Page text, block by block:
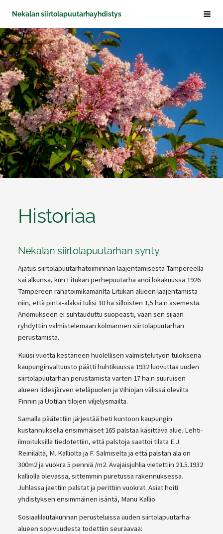
Siirry
sivun
sisältöön
Nekalan siirtolapuutarhayhdistys
Historiaa
Nekalan siirtolapuutarhan synty
Ajatus siirtolapuutarhatoiminnan laajentamisesta Tampereella
sai alkunsa, kun Litukan perhepuutarha anoi lokakuussa 1926
Tampereen rahatoimikamarilta Litukan alueen laajentamista
niin, että pinta-alaksi tulisi 10 ha silloisten 1,5 ha:n asemesta.
Anomukseen ei suhtauduttu suopeasti, vaan sen sijaan
ryhdyttiin valmistelemaan kolmannen siirtolapuutarhan
perustamista.
Kuusi vuotta kestäneen huolellisen valmistelutyön tuloksena
kaupunginvaltuusto päätti huhtikuussa 1932 luovuttaa uuden
siirtolapuutarhan perustamista varten 17 ha:n suuruisen
alueen Iidesjärven eteläpuolen ja Vihiojan välissä olevilta
Finnin ja Uotilan tilojen viljelysmailta.
Samalla päätettiin järjestää heti kuntoon kaupungin
kustannuksella ensimmäiset 165 palstaa käsittävä alue. Lehti-
ilmoituksilla tiedotettiin, että palstoja saattoi tilata E.J.
Reinilältä, M. Kalliolta ja F. Salmiselta ja että palstan ala on
300m2 ja vuokra 5 penniä /m2. Avajaisjuhlia vietettiin 21.5.1932
kalliolla olevassa, sittemmin puretussa rakennuksessa.
Juhlassa jaettiin palstat ja perittiin vuokrat. Asiat hoiti
yhdistyksen ensimmäinen isäntä, Manu Kallio.
Sosiaalilautakunnan perusteluissa uuden siirtolapuutarha-
alueen sopivuudesta todettiin seuraavaa: